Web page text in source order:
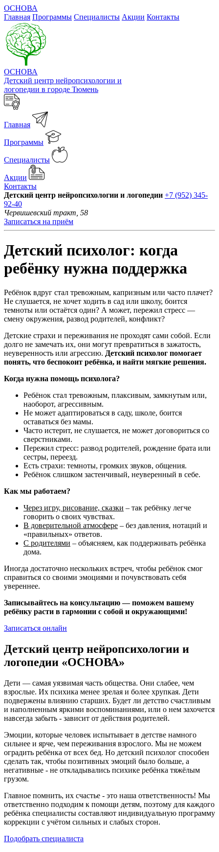
ОСНОВА
Главная Программы Специалисты Акции Контакты
ОСНОВА
Детский центр нейропсихологии и
логопедии в городе Тюмень
Главная
Программы
Специалисты
Акции
Контакты
Детский центр нейропсихологии и логопедии +7 (952) 345-
92-40
Червишевский тракт, 58
Записаться на приём
Детский психолог: когда
ребёнку нужна поддержка
Ребёнок вдруг стал тревожным, капризным или часто плачет?
Не слушается, не хочет ходить в сад или школу, боится
темноты или остаётся один? А может, пережил стресс —
смену окружения, развод родителей, конфликт?
Детские страхи и переживания не проходят сами собой. Если
долго не замечать их, они могут превратиться в зажатость,
неуверенность или агрессию. Детский психолог помогает
понять, что беспокоит ребёнка, и найти мягкие решения.
Когда нужна помощь психолога?
Ребёнок стал тревожным, плаксивым, замкнутым или,
наоборот, агрессивным.
Не может адаптироваться в саду, школе, боится
оставаться без мамы.
Часто истерит, не слушается, не может договориться со
сверстниками.
Пережил стресс: развод родителей, рождение брата или
сестры, переезд.
Есть страхи: темноты, громких звуков, общения.
Ребёнок слишком застенчивый, неуверенный в себе.
Как мы работаем?
Через игру, рисование, сказки – так ребёнку легче
говорить о своих чувствах.
В доверительной атмосфере – без давления, нотаций и
«правильных» ответов.
С родителями – объясняем, как поддерживать ребёнка
дома.
Иногда достаточно нескольких встреч, чтобы ребёнок смог
справиться со своими эмоциями и почувствовать себя
увереннее.
Записывайтесь на консультацию — поможем вашему
ребёнку расти в гармонии с собой и окружающими!
Записаться онлайн
Детский центр нейропсихологии и
логопедии «ОСНОВА»
Дети — самая уязвимая часть общества. Они слабее, чем
взрослые. Их психика менее зрелая и более хрупкая. Дети
подвержены влиянию старших. Будет ли детство счастливым
и наполненным яркими воспоминаниями, или о нем захочется
навсегда забыть - зависит от действия родителей.
Эмоции, которые человек испытывает в детстве намного
сильнее и ярче, чем переживания взрослого. Мы не можем
оградить ребёнка от всех бед. Но детский психолог способен
сделать так, чтобы позитивных эмоций было больше, а
негативные - не откладывались психике ребёнка тяжёлым
грузом.
Главное помнить, их счастье - это наша ответственность! Мы
ответственно подходим к помощи детям, поэтому для каждого
ребёнка специалисты составляют индивидуальную программу
коррекции с учётом сильных и слабых сторон.
Подобрать специалиста